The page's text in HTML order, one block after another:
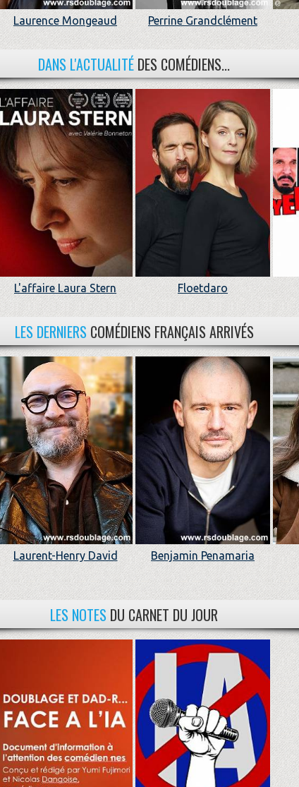
Laurence Mongeaud Perrine Grandclément
DANS L'ACTUALITÉ DES COMÉDIENS...
L'affaire Laura Stern Floetdaro
LES DERNIERS COMÉDIENS FRANÇAIS ARRIVÉS
Laurent-Henry David Benjamin Penamaria
LES NOTES DU CARNET DU JOUR